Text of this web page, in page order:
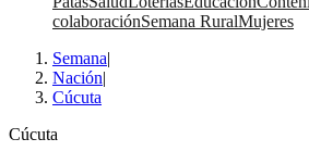
colaboraciónSemana RuralMujeres
Semana|
Nación|
Cúcuta
Cúcuta